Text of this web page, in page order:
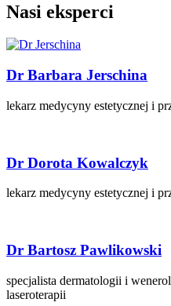
Nasi eksperci
Dr Barbara Jerschina
lekarz medycyny estetycznej i
Dr Dorota Kowalczyk
lekarz medycyny estetycznej i
Dr Bartosz Pawlikowski
specjalista dermatologii i
laseroterapii